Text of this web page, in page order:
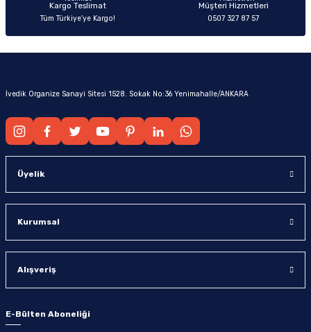
Kargo Teslimat
Tüm Türkiye’ye Kargo!
Müşteri Hizmetleri
0507 327 87 57
İvedik Organize Sanayi Sitesi 1528. Sokak No:36 Yenimahalle/ANKARA
Üyelik
Kurumsal
Alışveriş
E-Bülten Aboneliği